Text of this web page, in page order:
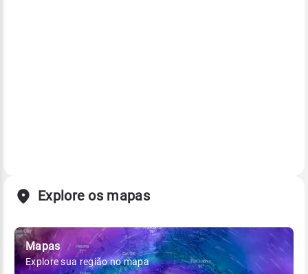
Explore os mapas
Mapas
Explore sua região no mapa